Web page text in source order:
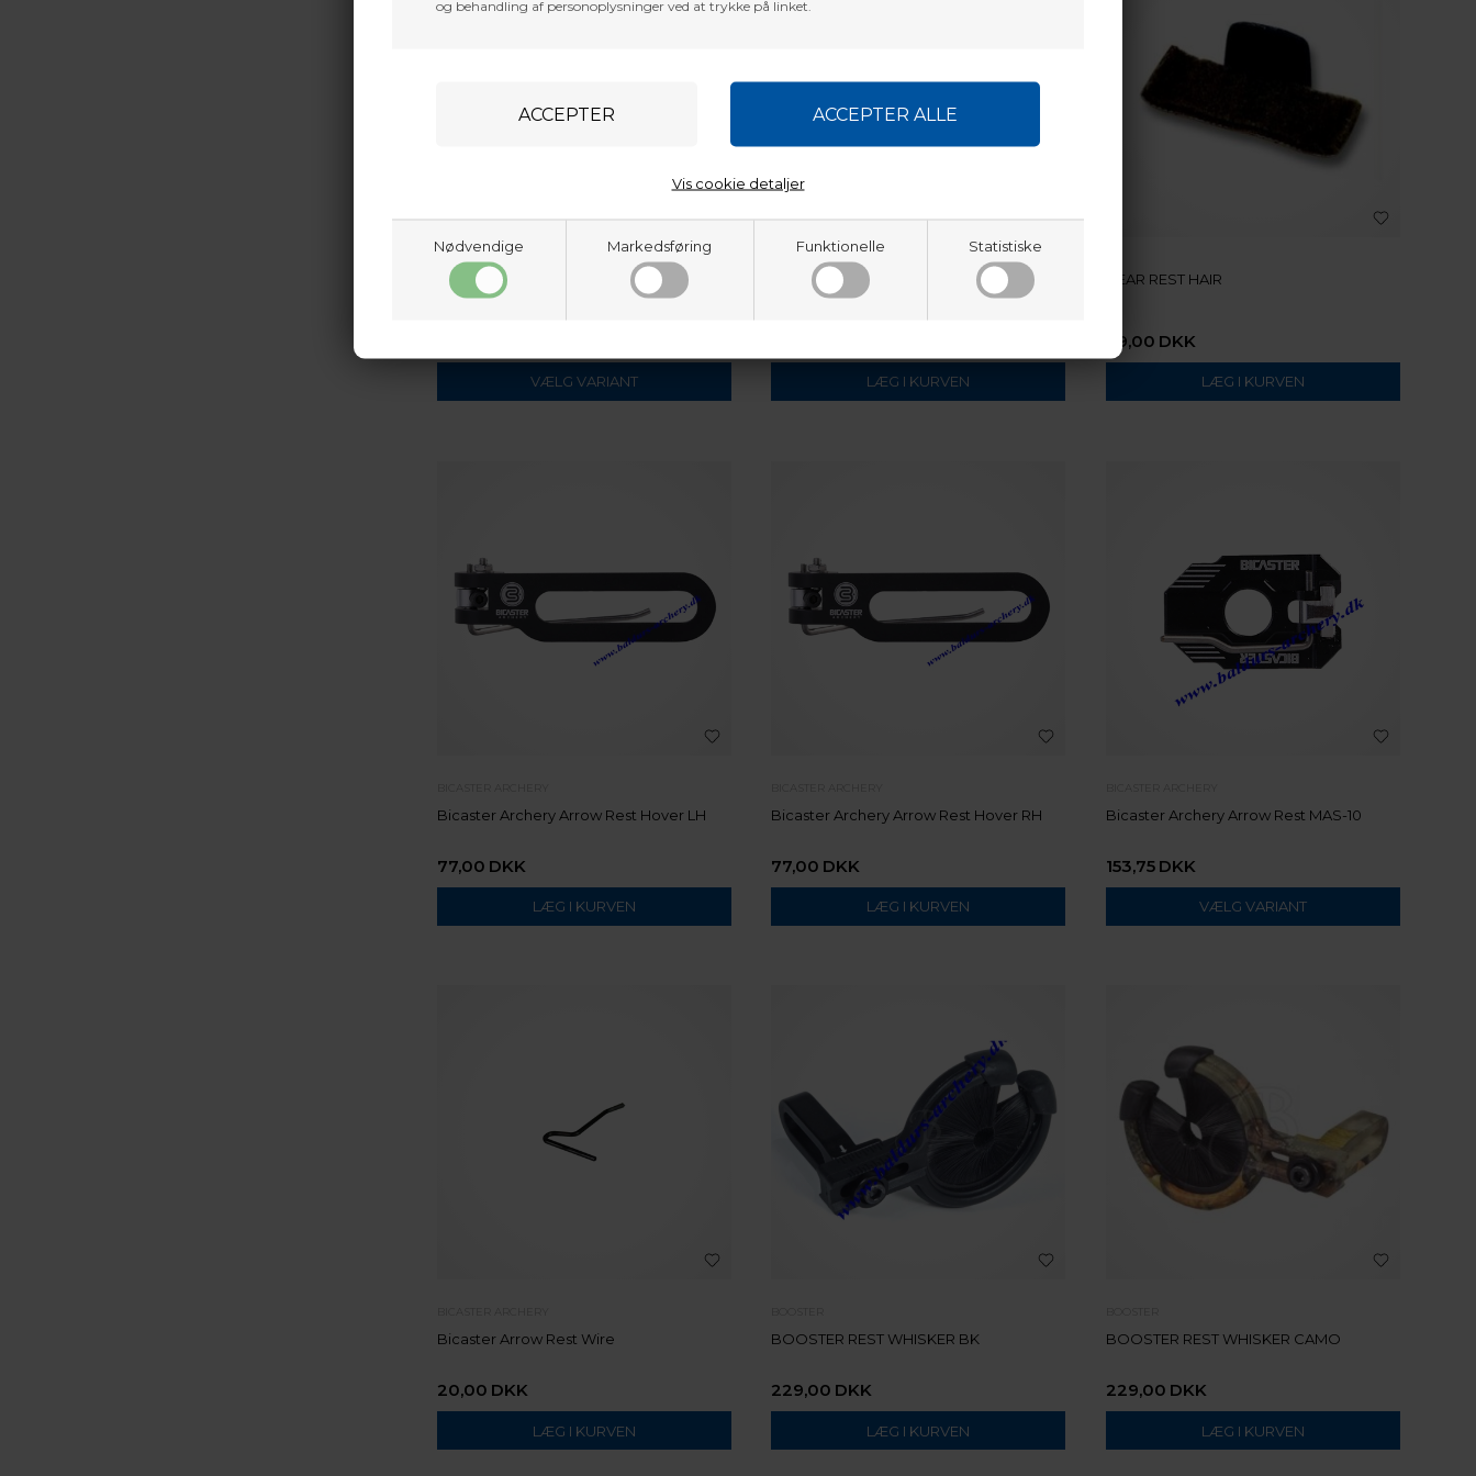
og behandling af personoplysninger ved at trykke på linket.
Nødvendige Markedsføring Funktionelle Statistiske
Vis cookie detaljer
VÆLG VARIANT
BALDURS ARCHERY
BALDUR´S LAUNCHER THROPHY TAKER
BEAR REST HAIR
69,00 DKK
Bicaster Archery Arrow Rest Hover LH
77,00 DKK
Bicaster Archery Arrow Rest Hover RH
77,00 DKK
Bicaster Archery Arrow Rest MAS-10
153,75 DKK
VÆLG VARIANT
Bicaster Arrow Rest Wire
20,00 DKK
BOOSTER REST WHISKER BK
229,00 DKK
BOOSTER REST WHISKER CAMO
229,00 DKK